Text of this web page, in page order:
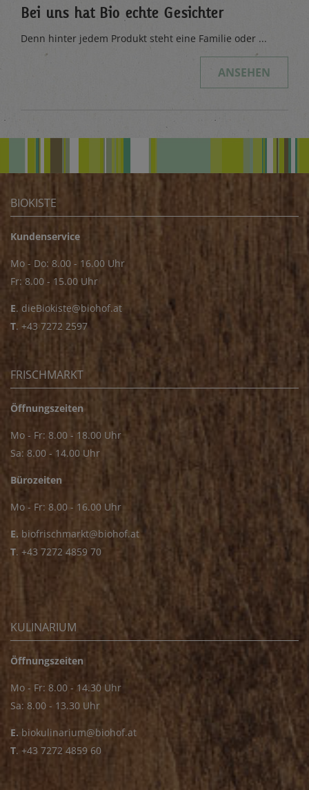
Bei uns hat Bio echte Gesichter
Denn hinter jedem Produkt steht eine Familie oder ...
ANSEHEN
BIOKISTE
Kundenservice
Mo - Do: 8.00 - 16.00 Uhr
Fr: 8.00 - 15.00 Uhr
E. dieBiokiste@biohof.at
T. +43 7272 2597
FRISCHMARKT
Öffnungszeiten
Mo - Fr: 8.00 - 18.00 Uhr
Sa: 8.00 - 14.00 Uhr
Bürozeiten
Mo - Fr: 8.00 - 16.00 Uhr
E. biofrischmarkt@biohof.at
T. +43 7272 4859 70
KULINARIUM
Öffnungszeiten
Mo - Fr: 8.00 - 14.30 Uhr
Sa: 8.00 - 13.30 Uhr
E. biokulinarium@biohof.at
T. +43 7272 4859 60